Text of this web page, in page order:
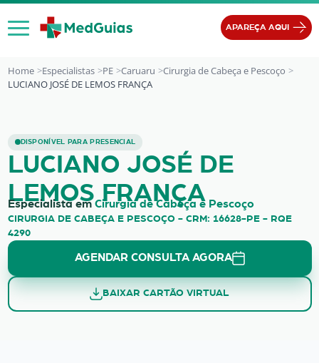
Ir para o conteúdo
APAREÇA AQUI
Home Especialistas PE Caruaru
Cirurgia de Cabeça e Pescoço
LUCIANO JOSÉ DE LEMOS FRANÇA
DISPONÍVEL PARA PRESENCIAL
LUCIANO JOSÉ DE LEMOS FRANÇA
LUCIANO JOSÉ DE
LEMOS FRANÇA
Especialista em Cirurgia de Cabeça e Pescoço
CIRURGIA DE CABEÇA E PESCOÇO - CRM: 16628-PE - RQE
4290
AGENDAR CONSULTA AGORA
BAIXAR CARTÃO VIRTUAL